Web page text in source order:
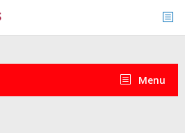
Menu